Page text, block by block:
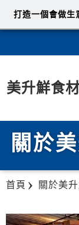
美升鮮食
關於
首頁 關於美
打造一個會做生